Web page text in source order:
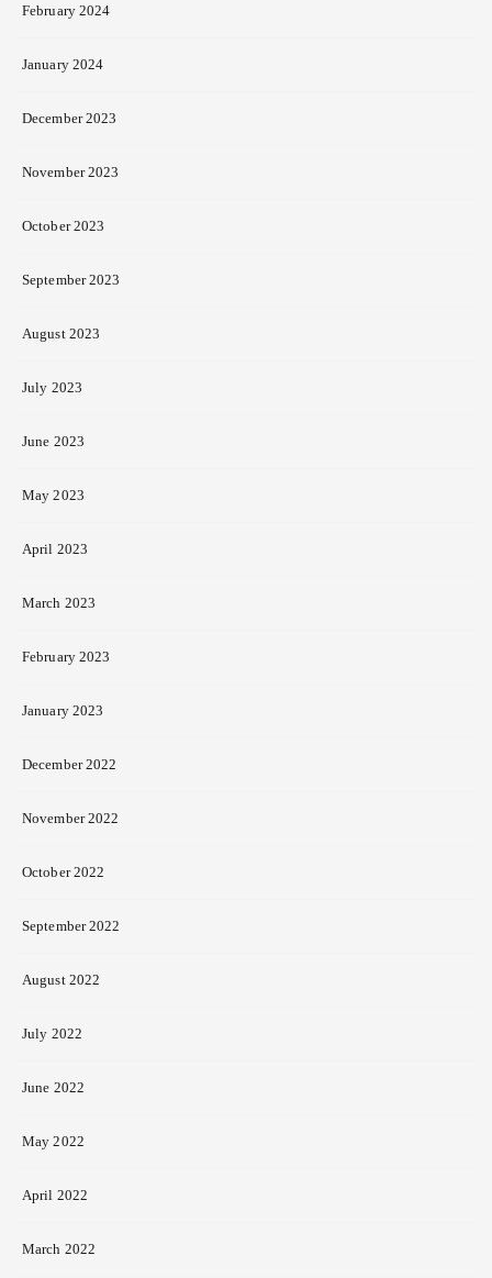
February 2024
January 2024
December 2023
November 2023
October 2023
September 2023
August 2023
July 2023
June 2023
May 2023
April 2023
March 2023
February 2023
January 2023
December 2022
November 2022
October 2022
September 2022
August 2022
July 2022
June 2022
May 2022
April 2022
March 2022